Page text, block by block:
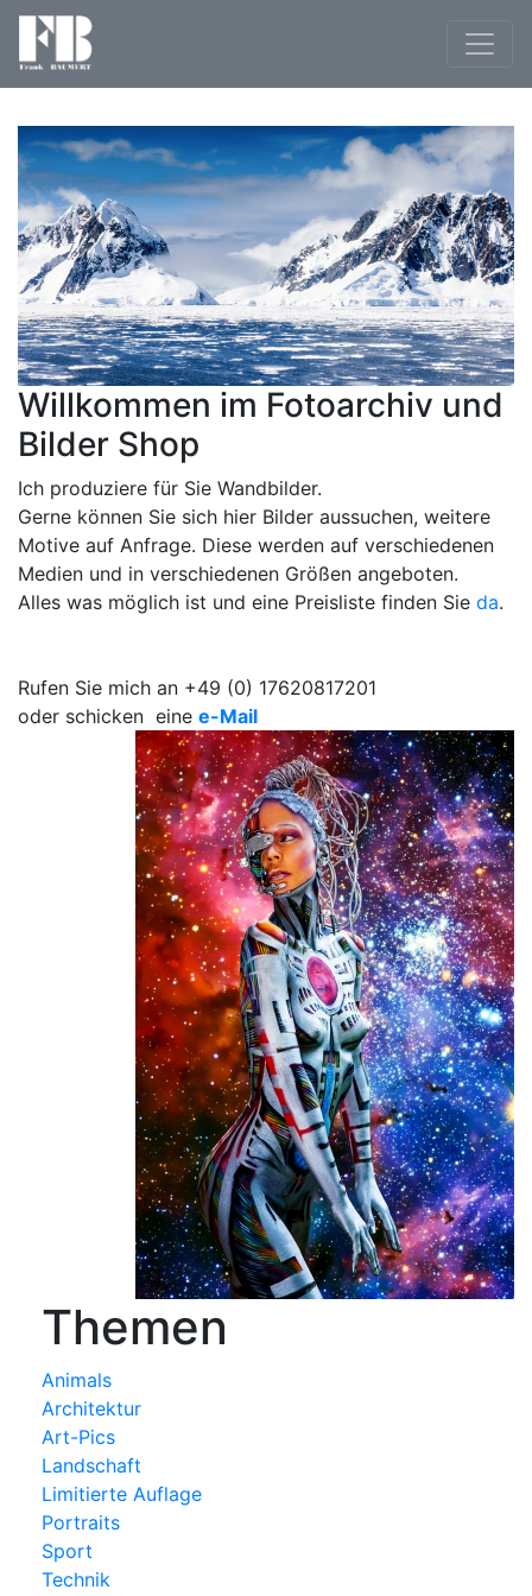
Willkommen im Fotoarchiv und
Bilder Shop
Ich produziere für Sie Wandbilder.
Gerne können Sie sich hier Bilder aussuchen, weitere
Motive auf Anfrage. Diese werden auf verschiedenen
Medien und in verschiedenen Größen angeboten.
Alles was möglich ist und eine Preisliste finden Sie da.
Rufen Sie mich an +49 (0) 17620817201
oder schicken eine e-Mail
Themen
Animals
Architektur
Art-Pics
Landschaft
Limitierte Auflage
Portraits
Sport
Technik